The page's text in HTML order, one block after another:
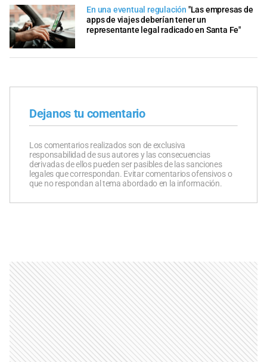
En una eventual regulación "Las empresas de
apps de viajes deberían tener un
representante legal radicado en Santa Fe"
Dejanos tu comentario
Los comentarios realizados son de exclusiva
responsabilidad de sus autores y las consecuencias
derivadas de ellos pueden ser pasibles de las sanciones
legales que correspondan. Evitar comentarios ofensivos o
que no respondan al tema abordado en la información.